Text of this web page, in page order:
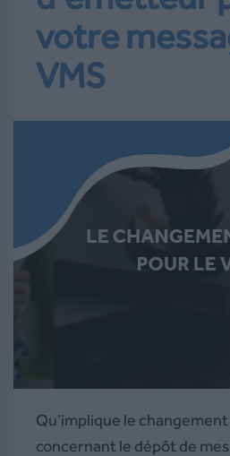
votre
VMS
Qu’implique le
concernant le dépôt de